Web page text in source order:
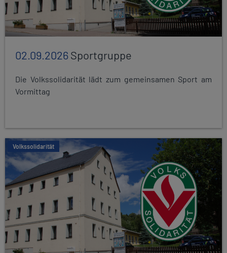
02.09.2026Sportgruppe
Die Volkssolidarität lädt zum gemeinsamen Sport am
Vormittag
Volkssolidarität